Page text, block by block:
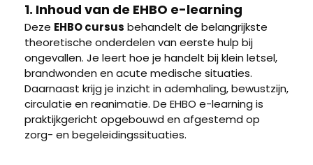
1. Inhoud van de EHBO e-learning
Deze EHBO cursus behandelt de belangrijkste
theoretische onderdelen van eerste hulp bij
ongevallen. Je leert hoe je handelt bij klein letsel,
brandwonden en acute medische situaties.
Daarnaast krijg je inzicht in ademhaling, bewustzijn,
circulatie en reanimatie. De EHBO e-learning is
praktijkgericht opgebouwd en afgestemd op
zorg- en begeleidingssituaties.